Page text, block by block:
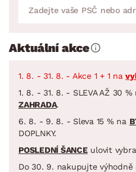
Aktuální akce
1. 8. - 31. 8. - Akce 1 + 1 na
1. 8. - 31. 8. - SLEVA AŽ 30
ZAHRADA.
6. 8. - 9. 8. - Sleva 15 % na
DOPLNKY.
POSLEDNÍ ŠANCEulovit
Do 30. 9. nakupujte